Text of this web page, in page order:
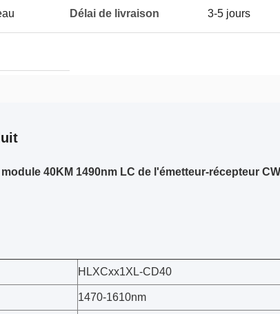
Délai de livraison 3-5 jours
40KM 1490nm LC de l'émetteur-récepteur
HLXCxx1XL-CD40
1470-1610nm